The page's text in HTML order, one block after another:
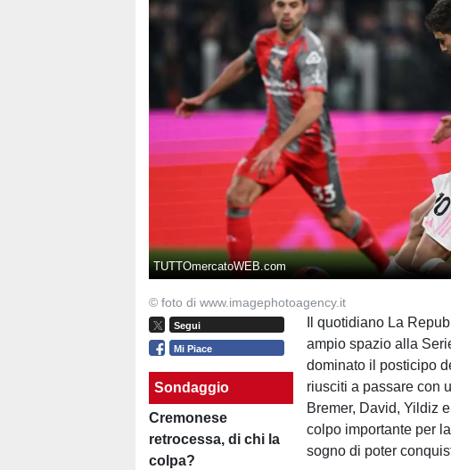
TUTTOmercatoWEB.com
© foto di www.imagephotoagency.it
Segui
Mi Piace
Sondaggio
Cremonese
retrocessa, di chi la
colpa?
Il quotidiano La
ampio spazio alla
dominato il posticipo
riusciti a passare con
Bremer, David, Yildiz
colpo importante per
sogno di poter